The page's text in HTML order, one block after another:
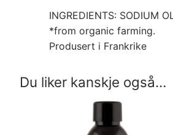
INGREDIENTS: SODIUM
*from organic farming.
Produsert i Frankrike
Du liker kanskje også…